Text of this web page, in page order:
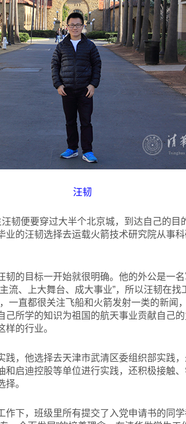
汪韧
韧便要穿过大半个北京城，到达自己的
业的汪韧选择去运载火箭技术研究院从事
韧的目标一开始就很明确。他的外公是一
流、上大舞台、成大事业”，所以汪韧在
一直都很关注飞船和火箭发射一类的新闻
所学的知识为祖国的航天事业贡献自己
的行业。
践，他选择去天津市武清区委组织部实践
启迪控股等单位进行实践，还积极接触
。
作下，班级里所有提交了入党申请书的同